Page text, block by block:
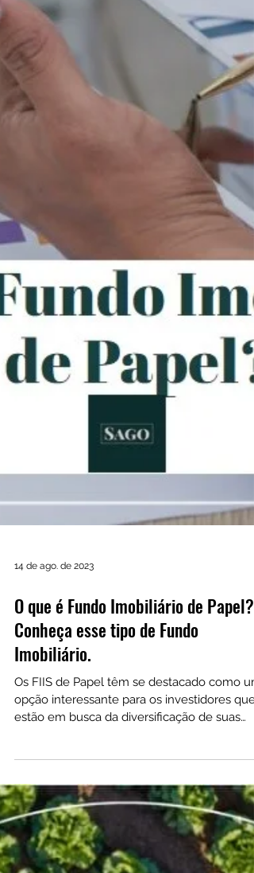
O que é Fundo Imobiliário de Papel?
Imobiliário.
Os FIIS de Papel têm se destacado como
opção interessante para os investidores que
estão em busca da diversificação de suas
carteiras.